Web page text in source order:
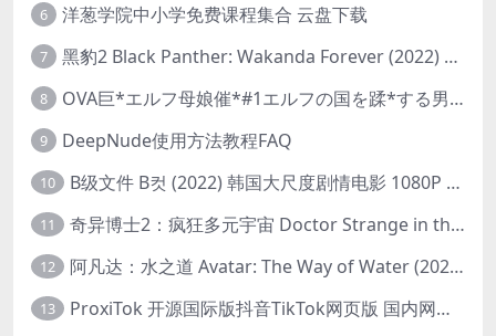
6 洋葱学院中小学免费课程集合 云盘下载
7 黑豹2 Black Panther: Wakanda Forever (2022) 高清版
8 OVA巨*エルフ母娘催*#1エルフの国を蹂*する男。汚された女王と姫
9 DeepNude使用方法教程FAQ
10 B级文件 B컷 (2022) 韩国大尺度剧情电影 1080P 中字
11 奇异博士2：疯狂多元宇宙 Doctor Strange in the Multiverse of Madness (2022) 高清版1080p
12 阿凡达：水之道 Avatar: The Way of Water (2022) 1080p 2k 4k 中文字幕
13 ProxiTok 开源国际版抖音TikTok网页版 国内网络直连